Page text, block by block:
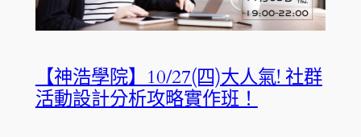
【神浩學院】10/27(四)大人氣! 社群
活動設計分析攻略實作班！